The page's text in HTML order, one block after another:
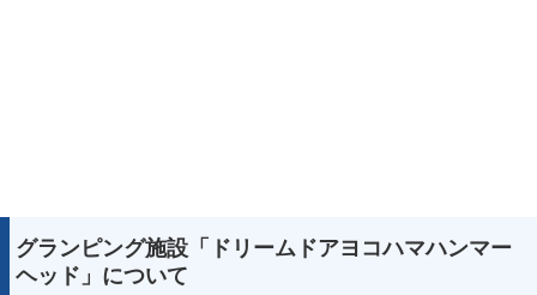
グランピング施設「ドリームドアヨコハマハンマー
ヘッド」について